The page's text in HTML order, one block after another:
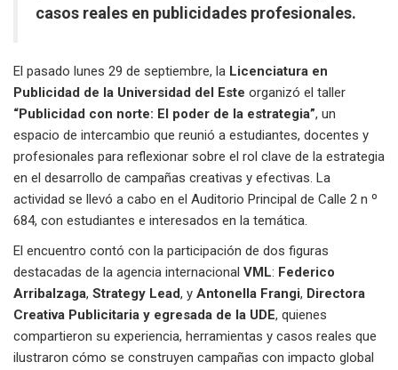
casos reales en publicidades profesionales.
El pasado lunes 29 de septiembre, la Licenciatura en
Publicidad de la Universidad del Este organizó el taller
“Publicidad con norte: El poder de la estrategia”, un
espacio de intercambio que reunió a estudiantes, docentes y
profesionales para reflexionar sobre el rol clave de la estrategia
en el desarrollo de campañas creativas y efectivas. La
actividad se llevó a cabo en el Auditorio Principal de Calle 2 n º
684, con estudiantes e interesados en la temática.
El encuentro contó con la participación de dos figuras
destacadas de la agencia internacional VML: Federico
Arribalzaga, Strategy Lead, y Antonella Frangi, Directora
Creativa Publicitaria y egresada de la UDE, quienes
compartieron su experiencia, herramientas y casos reales que
ilustraron cómo se construyen campañas con impacto global